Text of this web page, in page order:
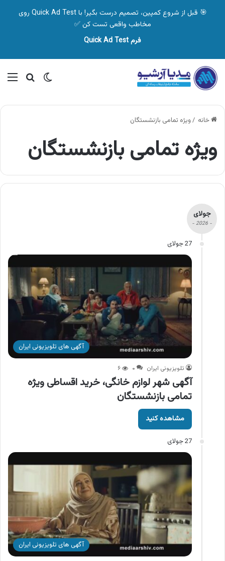
🎯 قبل از شروع کمپین، تصمیم درست بگیر! با Quick Ad Test روی
مخاطب واقعی تست کن ✅
فرم Quick Ad Test
تغییر پوسته
خانه /ویژه تمامی بازنشستگان
ویژه تمامی بازنشستگان
جولای
- 2026 -
27 جولای
آگهی های تلویزیونی ایران
تلویزیونی ایران ۰ ۶
آگهی شهر لوازم خانگی، خرید اقساطی ویژه
تمامی بازنشستگان
مشاهده کنید
27 جولای
آگهی های تلویزیونی ایران